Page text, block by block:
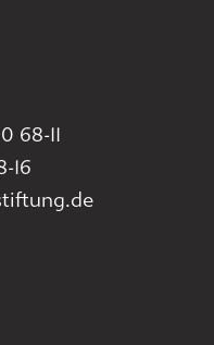
68-11
16